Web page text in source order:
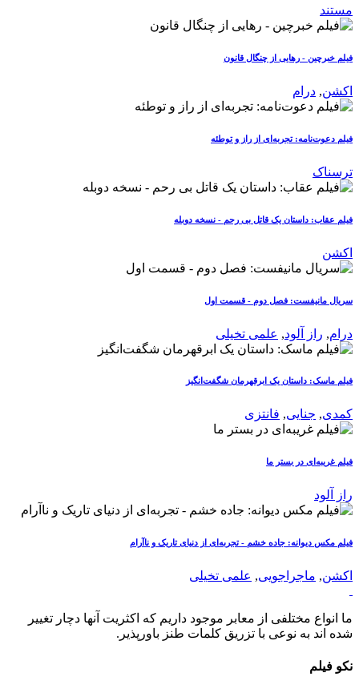
مستند
فیلم خبرچین - رهایی از چنگال قانون
اکشن, درام
فیلم دعوت‌نامه: تجربه‌ای از راز و توطئه
ترسناک
فیلم عقاب: داستان یک قاتل بی رحم - نسخه دوبله
اکشن
سریال مانیفست: فصل دوم - قسمت اول
درام, راز آلود, علمی تخیلی
فیلم ماسک: داستان یک ابرقهرمان شگفت‌انگیز
کمدی, جنایی, فانتزی
فیلم غریبه‌ای در بستر ما
راز آلود
فیلم مکس دیوانه: جاده خشم - تجربه‌ای از دنیای تاریک و ناآرام
اکشن, ماجراجویی, علمی تخیلی
ما انواع مختلفی از معابر موجود داریم که اکثریت آنها دچار تغییر
شده اند به نوعی با تزریق کلمات طنز باورپذیر.
نکو فیلم